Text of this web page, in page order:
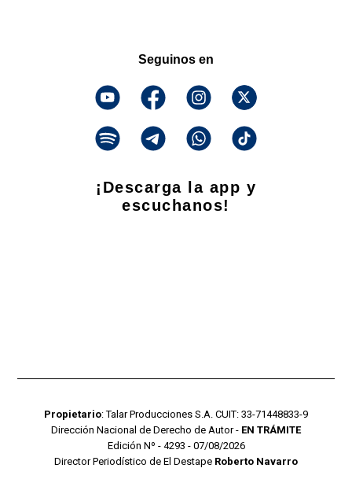
Seguinos en
¡Descarga la app y
escuchanos!
Propietario: Talar Producciones S.A. CUIT: 33-71448833-9
Dirección Nacional de Derecho de Autor - EN TRÁMITE
Edición Nº - 4293 - 07/08/2026
Director Periodístico de El Destape Roberto Navarro